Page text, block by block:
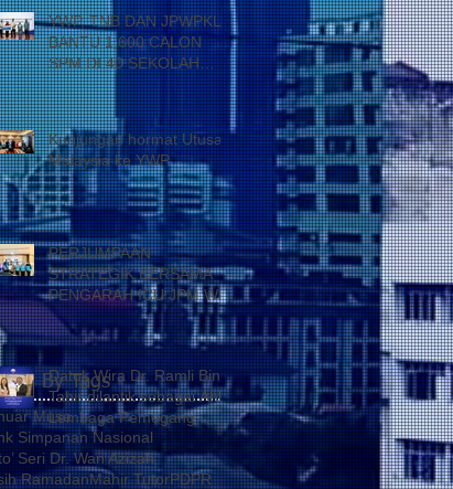
By Tags
Musa
Simpanan Nasional
Seri Dr. Wan Azizah
RamadanMahir TutorPDPR
YWP, TNB DAN JPWPKL
BANTU 1,600 CALON
SPM DI 40 SEKOLAH
KUALA LUMPUR
Kunjungan hormat Utusan
Malaysia ke YWP
PERJUMPAAN
STRATEGIK BERSAMA
PENGARAH ICU JPM WP
Datuk Wira Dr. Ramli Bin
Tahir dilantik sebagai Ahli
Lembaga Pemegang
Amanah Yayasan Wilayah
Persekutuan